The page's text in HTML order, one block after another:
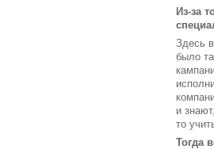
Из-за
Здесь
было
и
то
Тогда